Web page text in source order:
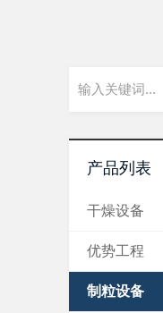
产品列表
干燥设备
优势工程
制粒设备